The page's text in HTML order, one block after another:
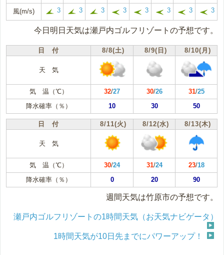
風(m/s) 3 3 3 3 3 3 3 3
今日明日天気は瀬戸内ゴルフリゾートの予想です。
日 付 8/8(土) 8/9(日) 8/10(月)
天 気
気 温（℃） 32/27 30/26 31/25
降水確率（％）
10 30 50
日 付 8/11(火) 8/12(水) 8/13(木)
天 気
気 温（℃） 30/24 31/24 23/18
降水確率（％）
0 20 90
週間天気は竹原市の予想です。
瀬戸内ゴルフリゾートの1時間天気（お天気ナビゲータ）
1時間天気が10日先までにパワーアップ！